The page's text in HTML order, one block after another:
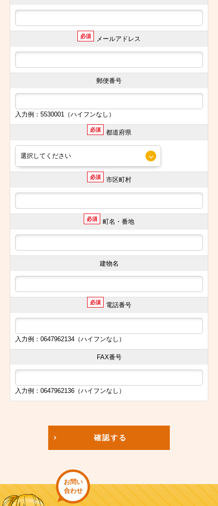
必須 メールアドレス
郵便番号
入力例：5530001（ハイフンなし）
必須 都道府県
必須 市区町村
必須 町名・番地
建物名
必須 電話番号
入力例：0647962134（ハイフンなし）
FAX番号
入力例：0647962136（ハイフンなし）
確認する
お問い
合わせ